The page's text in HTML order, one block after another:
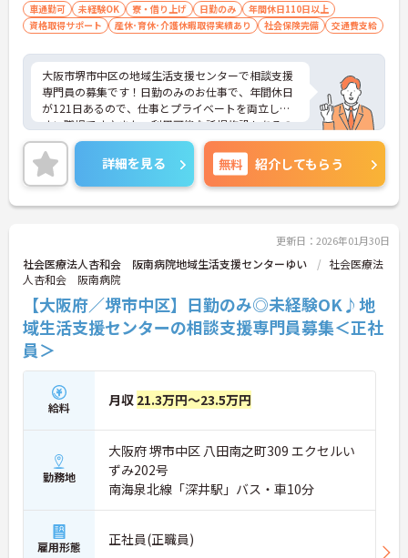
車通勤可 未経験OK 寮・借り上げ 日勤のみ
年間休日110日以上
資格取得サポート
産休･育休･介護休暇取得実績あり 社会保険完備 交通費支給
大阪市堺市中区の地域生活支援センターで相談支援
専門員の募集です！日勤のみのお仕事で、年間休日
が121日あるので、仕事とプライベートを両立しや
すい職場です♪また、利用可能な託児施設もあるの
で、ご家族のいる方でも安心です◎ご興味のある方
は、面接ポイントをお伝えしますので、お気軽にご
連絡ください。
詳細を見る 無料 紹介してもらう
更新日：2026年01月30日
社会医療法人杏和会 阪南病院地域生活支援センターゆい
社会医療法
人杏和会 阪南病院
【大阪府／堺市中区】日勤のみ◎未経験OK♪地
域生活支援センターの相談支援専門員募集＜正社
員＞
給料 月収 21.3万円～23.5万円
勤務地
大阪府 堺市中区 八田南之町309 エクセルい
ずみ202号
南海泉北線「深井駅」バス・車10分
雇用形態 正社員(正職員)